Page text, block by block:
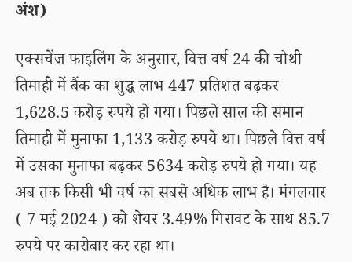
अंश)
एक्सचेंज फाइलिंग के अनुसार, वित्त वर्ष 24 की चौथी
तिमाही में बैंक का शुद्ध लाभ 447 प्रतिशत बढ़कर
1,628.5 करोड़ रुपये हो गया। पिछले साल की समान
तिमाही में मुनाफा 1,133 करोड़ रुपये था। पिछले वित्त वर्ष
में उसका मुनाफा बढ़कर 5634 करोड़ रुपये हो गया। यह
अब तक किसी भी वर्ष का सबसे अधिक लाभ है। मंगलवार
( 7 मई 2024 ) को शेयर 3.49% गिरावट के साथ 85.7
रुपये पर कारोबार कर रहा था।